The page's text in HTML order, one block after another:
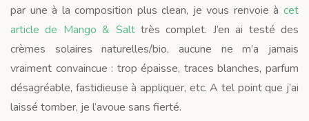
par une à la composition plus clean, je vous renvoie à cet
article de Mango & Salttrès complet. J’en ai testé des
crèmes solaires naturelles/bio, aucune ne m’a jamais
vraiment convaincue : trop épaisse, traces blanches, parfum
désagréable, fastidieuse à appliquer, etc. A tel point que j’ai
laissé tomber, je l’avoue sans fierté.